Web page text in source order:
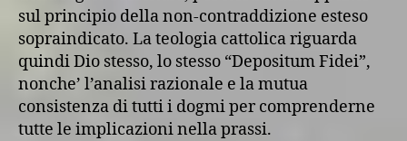
sul principio della non-contraddizione esteso
sopraindicato. La teologia cattolica riguarda
quindi Dio stesso, lo stesso “Depositum Fidei”,
nonche’ l’analisi razionale e la mutua
consistenza di tutti i dogmi per comprenderne
tutte le implicazioni nella prassi.